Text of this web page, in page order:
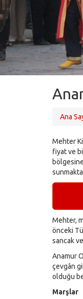
Ana
Mehter
fiyat ve
Mehter,
önceki
sancak
Anamur
çevgân
olduğu
Marşlar